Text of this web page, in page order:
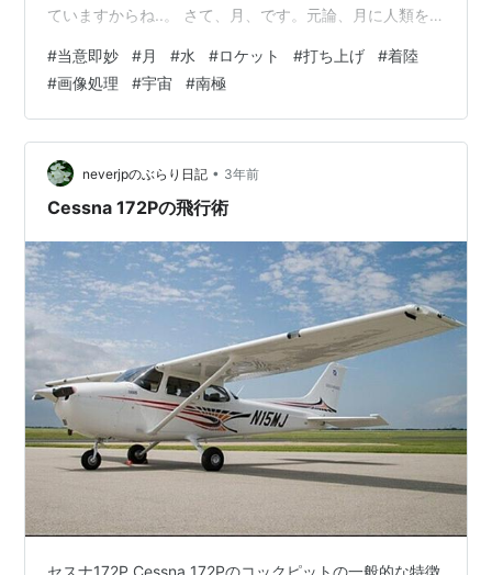
ていますからね..。 さて、月、です。元論、月に人類を
インドが月への衛星着陸を実現しています。そして日本
も、この1月20日に着陸を目指します。 世界に追いつ
き、月での先行活動ができるかどうか、期待したいです
ね。 寒さが厳しくなってきました。能登半島地震で被災
された方々が心配です。未だに少しずつしか救済が行わ
れていませんが、私たちにでき…
#当意即妙 #月 #水 #ロケット #打ち上げ #着陸
#画像処理 #宇宙 #南極
neverjpのぶらり日記 • 3年前
Cessna 172Pの飛行術